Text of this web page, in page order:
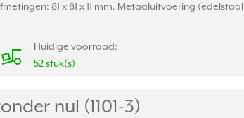
81 x 81 x 11 mm. Metaaluitvoering (edelstaal
Huidige voorraad:
52 stuk(s)
nul (1101-3)